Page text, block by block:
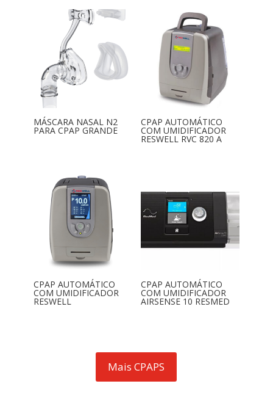
MÁSCARA NASAL N2
PARA CPAP GRANDE
CPAP AUTOMÁTICO
COM UMIDIFICADOR
RESWELL RVC 820 A
CPAP AUTOMÁTICO
COM UMIDIFICADOR
RESWELL
CPAP AUTOMÁTICO
COM UMIDIFICADOR
AIRSENSE 10 RESMED
Mais CPAPS